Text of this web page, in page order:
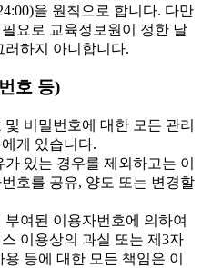
을 원칙으로 합니다. 다만
요로 교육정보원이 정한 날
러하지 아니합니다.
호 등)
비밀번호에 대한 모든 관리
게 있습니다.
있는 경우를 제외하고는 이
호를 공유, 양도 또는 변경할
여된 이용자번호에 의하여
이용상의 과실 또는 제3자
등에 대한 모든 책임은 이